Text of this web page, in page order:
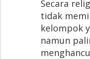
Secara
tidak
kelompok
namun